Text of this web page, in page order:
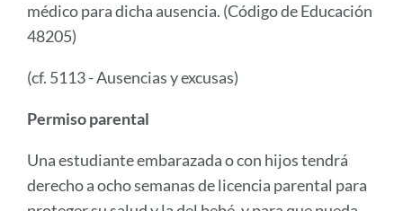
médico para dicha ausencia. (Código de Educación
48205)
(cf. 5113 - Ausencias y excusas)
Permiso parental
Una estudiante embarazada o con hijos tendrá
derecho a ocho semanas de licencia parental para